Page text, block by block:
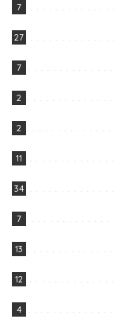
7
27
7
2
2
11
34
7
13
12
4